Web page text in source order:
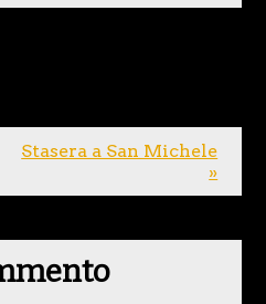
Stasera a San Michele
»